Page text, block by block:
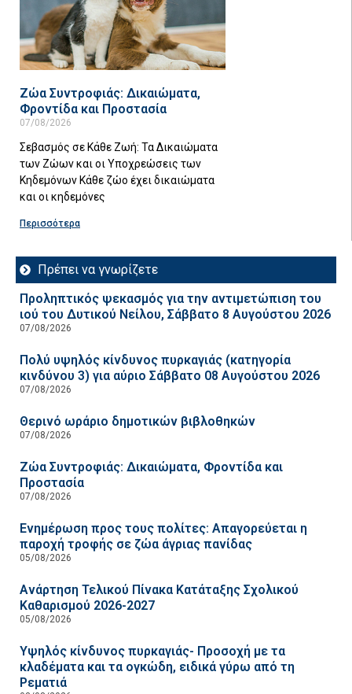
Ζώα Συντροφιάς: Δικαιώματα,
Φροντίδα και Προστασία
07/08/2026
Σεβασμός σε Κάθε Ζωή: Τα Δικαιώματα
των Ζώων και οι Υποχρεώσεις των
Κηδεμόνων Κάθε ζώο έχει δικαιώματα
και οι κηδεμόνες
Περισσότερα
Πρέπει να γνωρίζετε
Προληπτικός ψεκασμός για την αντιμετώπιση του
ιού του Δυτικού Νείλου, Σάββατο 8 Αυγούστου 2026
07/08/2026
Πολύ υψηλός κίνδυνος πυρκαγιάς (κατηγορία
κινδύνου 3) για αύριο Σάββατο 08 Αυγούστου 2026
07/08/2026
Θερινό ωράριο δημοτικών βιβλοθηκών
07/08/2026
Ζώα Συντροφιάς: Δικαιώματα, Φροντίδα και
Προστασία
07/08/2026
Ενημέρωση προς τους πολίτες: Απαγορεύεται η
παροχή τροφής σε ζώα άγριας πανίδας
05/08/2026
Ανάρτηση Τελικού Πίνακα Κατάταξης Σχολικού
Καθαρισμού 2026-2027
05/08/2026
Υψηλός κίνδυνος πυρκαγιάς- Προσοχή με τα
κλαδέματα και τα ογκώδη, ειδικά γύρω από τη
Ρεματιά